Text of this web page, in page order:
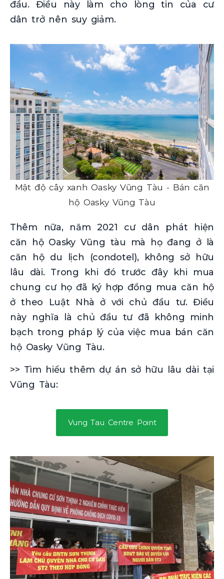
đầu. Điều này làm cho lòng tin của cư
dân trở nên suy giảm.
Mật độ cây xanh Oasky Vũng Tàu - Bán căn
hộ Oasky Vũng Tàu
Thêm nữa, năm 2021 cư dân phát hiện
căn hộ Oasky Vũng tàu mà họ đang ở là
căn hộ du lịch (condotel), không sở hữu
lâu dài. Trong khi đó trước đây khi mua
chung cư họ đã ký hợp đồng mua căn hộ
ở theo Luật Nhà ở với chủ đầu tư. Điều
này nghĩa là chủ đầu tư đã không minh
bạch trong pháp lý của việc mua bán căn
hộ Oasky Vũng Tàu.
>> Tìm hiểu thêm dự án sở hữu lâu dài tại
Vũng Tàu:
Vung Tau Centre Point